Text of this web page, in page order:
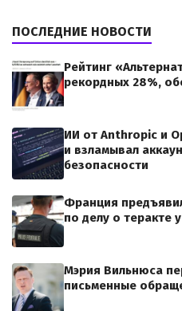
ПОСЛЕДНИЕ НОВОСТИ
Рейтинг
рекордных 28%,
ИИ от Anthropic и
и взламывал
безопасности
Франция
по делу о теракте
Мэрия Вильнюса
письменные